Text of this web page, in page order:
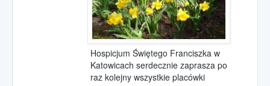
Pola Nadziei 2018
Pola Nadziei 2019
Hospicjum Świętego Franciszka w
Katowicach serdecznie zaprasza po
raz kolejny wszystkie placówki